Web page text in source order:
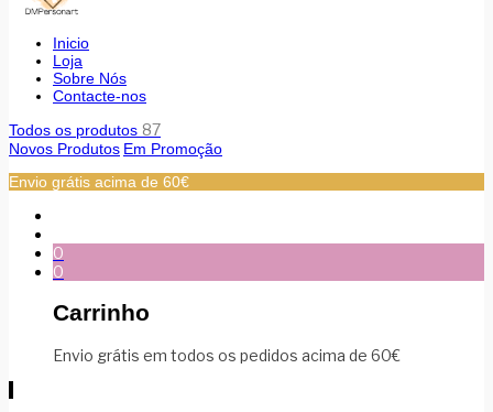
Inicio
Loja
Sobre Nós
Contacte-nos
Todos os produtos 87
Novos Produtos Em Promoção
Envio grátis acima de 60€
0
0
Carrinho
Envio grátis em todos os pedidos acima de 60€